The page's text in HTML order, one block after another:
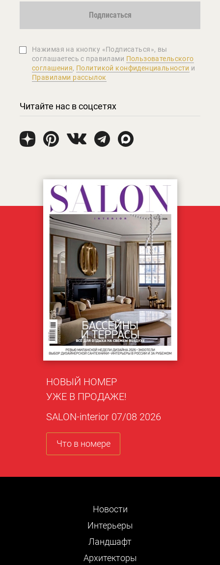
Подписаться
Нажимая на кнопку «Подписаться», вы
соглашаетеcь с правилами Пользовательского
соглашения, Политикой конфиденциальности и
Правилами рассылок
Читайте нас в соцсетях
НОВЫЙ НОМЕР
УЖЕ В ПРОДАЖЕ!
SALON-interior 07/08 2026
Что в номере
Новости
Интерьеры
Ландшафт
Архитекторы